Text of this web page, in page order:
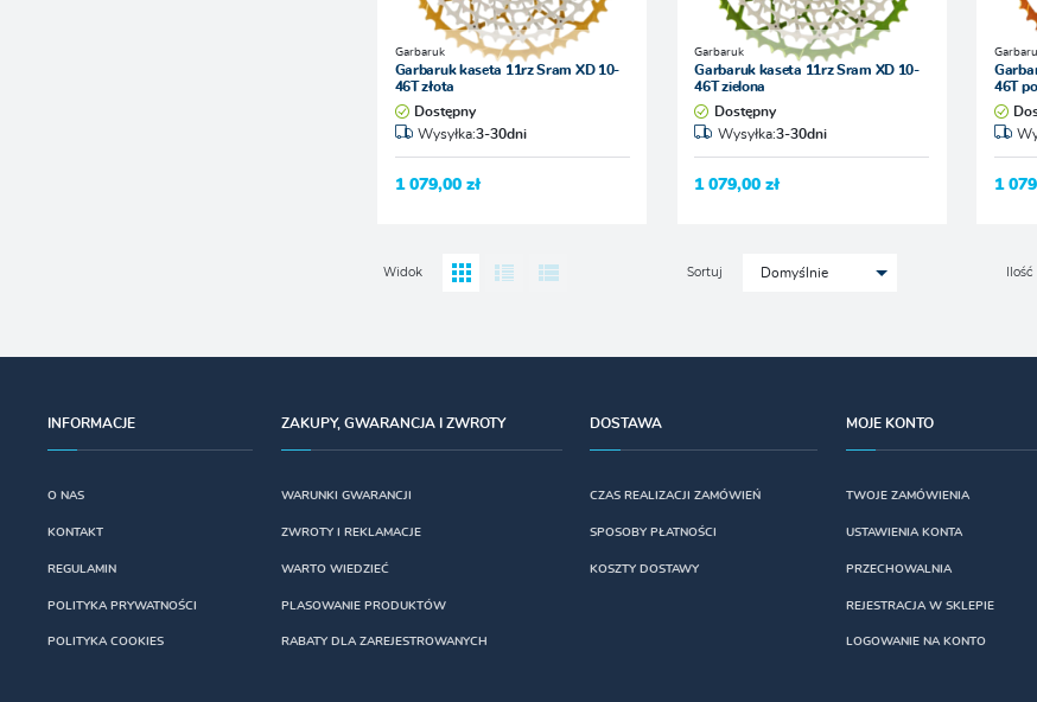
Garbaruk
Garbaruk kaseta 11rz Sram XD 10-
46T złota
Dostępny
Wysyłka:3-30dni
1 079,00 zł
Garbaruk
Garbaruk kaseta 11rz Sram XD 10-
46T zielona
Dostępny
Wysyłka:3-30dni
1 079,00 zł
46T
1
Widok Sortuj Domyślnie Ilość
INFORMACJE
O NAS
KONTAKT
REGULAMIN
POLITYKA PRYWATNOŚCI
POLITYKA COOKIES
ZAKUPY, GWARANCJA I ZWROTY
WARUNKI GWARANCJI
ZWROTY I REKLAMACJE
WARTO WIEDZIEĆ
PLASOWANIE PRODUKTÓW
RABATY DLA ZAREJESTROWANYCH
DOSTAWA
CZAS REALIZACJI ZAMÓWIEŃ
SPOSOBY PŁATNOŚCI
KOSZTY DOSTAWY
MOJE KONTO
TWOJE ZAMÓWIENIA
USTAWIENIA KONTA
PRZECHOWALNIA
REJESTRACJA W SKLEPIE
LOGOWANIE NA KONTO